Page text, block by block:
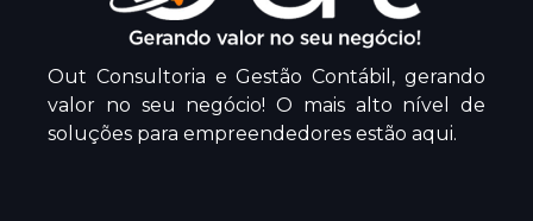
Out Consultoria e Gestão Contábil, gerando
valor no seu negócio! O mais alto nível de
soluções para empreendedores estão aqui.